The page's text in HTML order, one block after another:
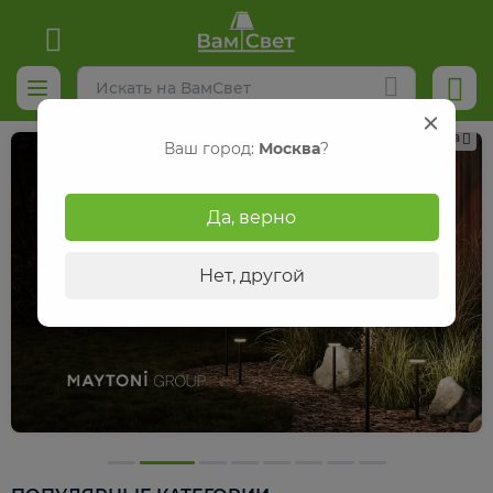
Реклама
Ваш город: Москва?
Да, верно
Нет, другой